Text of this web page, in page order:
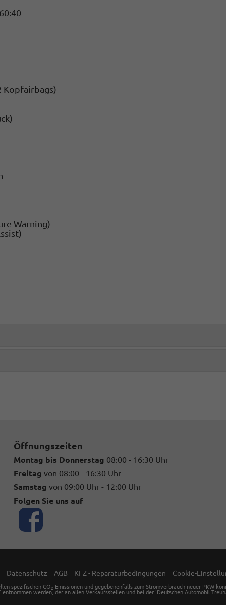
Kopfairbags)
Warning)
Öffnungszeiten
Montag bis Donnerstag 08:00 - 16:30 Uhr
Freitag von 08:00 - 16:30 Uhr
Samstag von 09:00 Uhr - 12:00 Uhr
Folgen Sie uns auf
Datenschutz AGB KFZ - Reparaturbedingungen Cookie-
spezifischen CO 2-Emissionen und gegebenenfalls zum Stromverbrauch neuer PKW
entnommen werden, der an allen Verkaufsstellen und bei der 'Deutschen Automobil